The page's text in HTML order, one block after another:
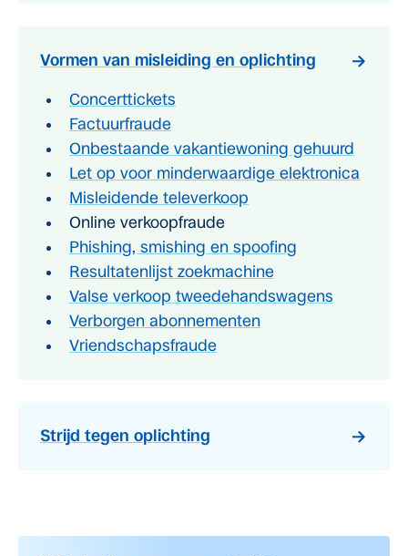
Vormen van misleiding en oplichting
Concerttickets
Factuurfraude
Onbestaande vakantiewoning gehuurd
Let op voor minderwaardige elektronica
Misleidende televerkoop
Online verkoopfraude
Phishing, smishing en spoofing
Resultatenlijst zoekmachine
Valse verkoop tweedehandswagens
Verborgen abonnementen
Vriendschapsfraude
Strijd tegen oplichting